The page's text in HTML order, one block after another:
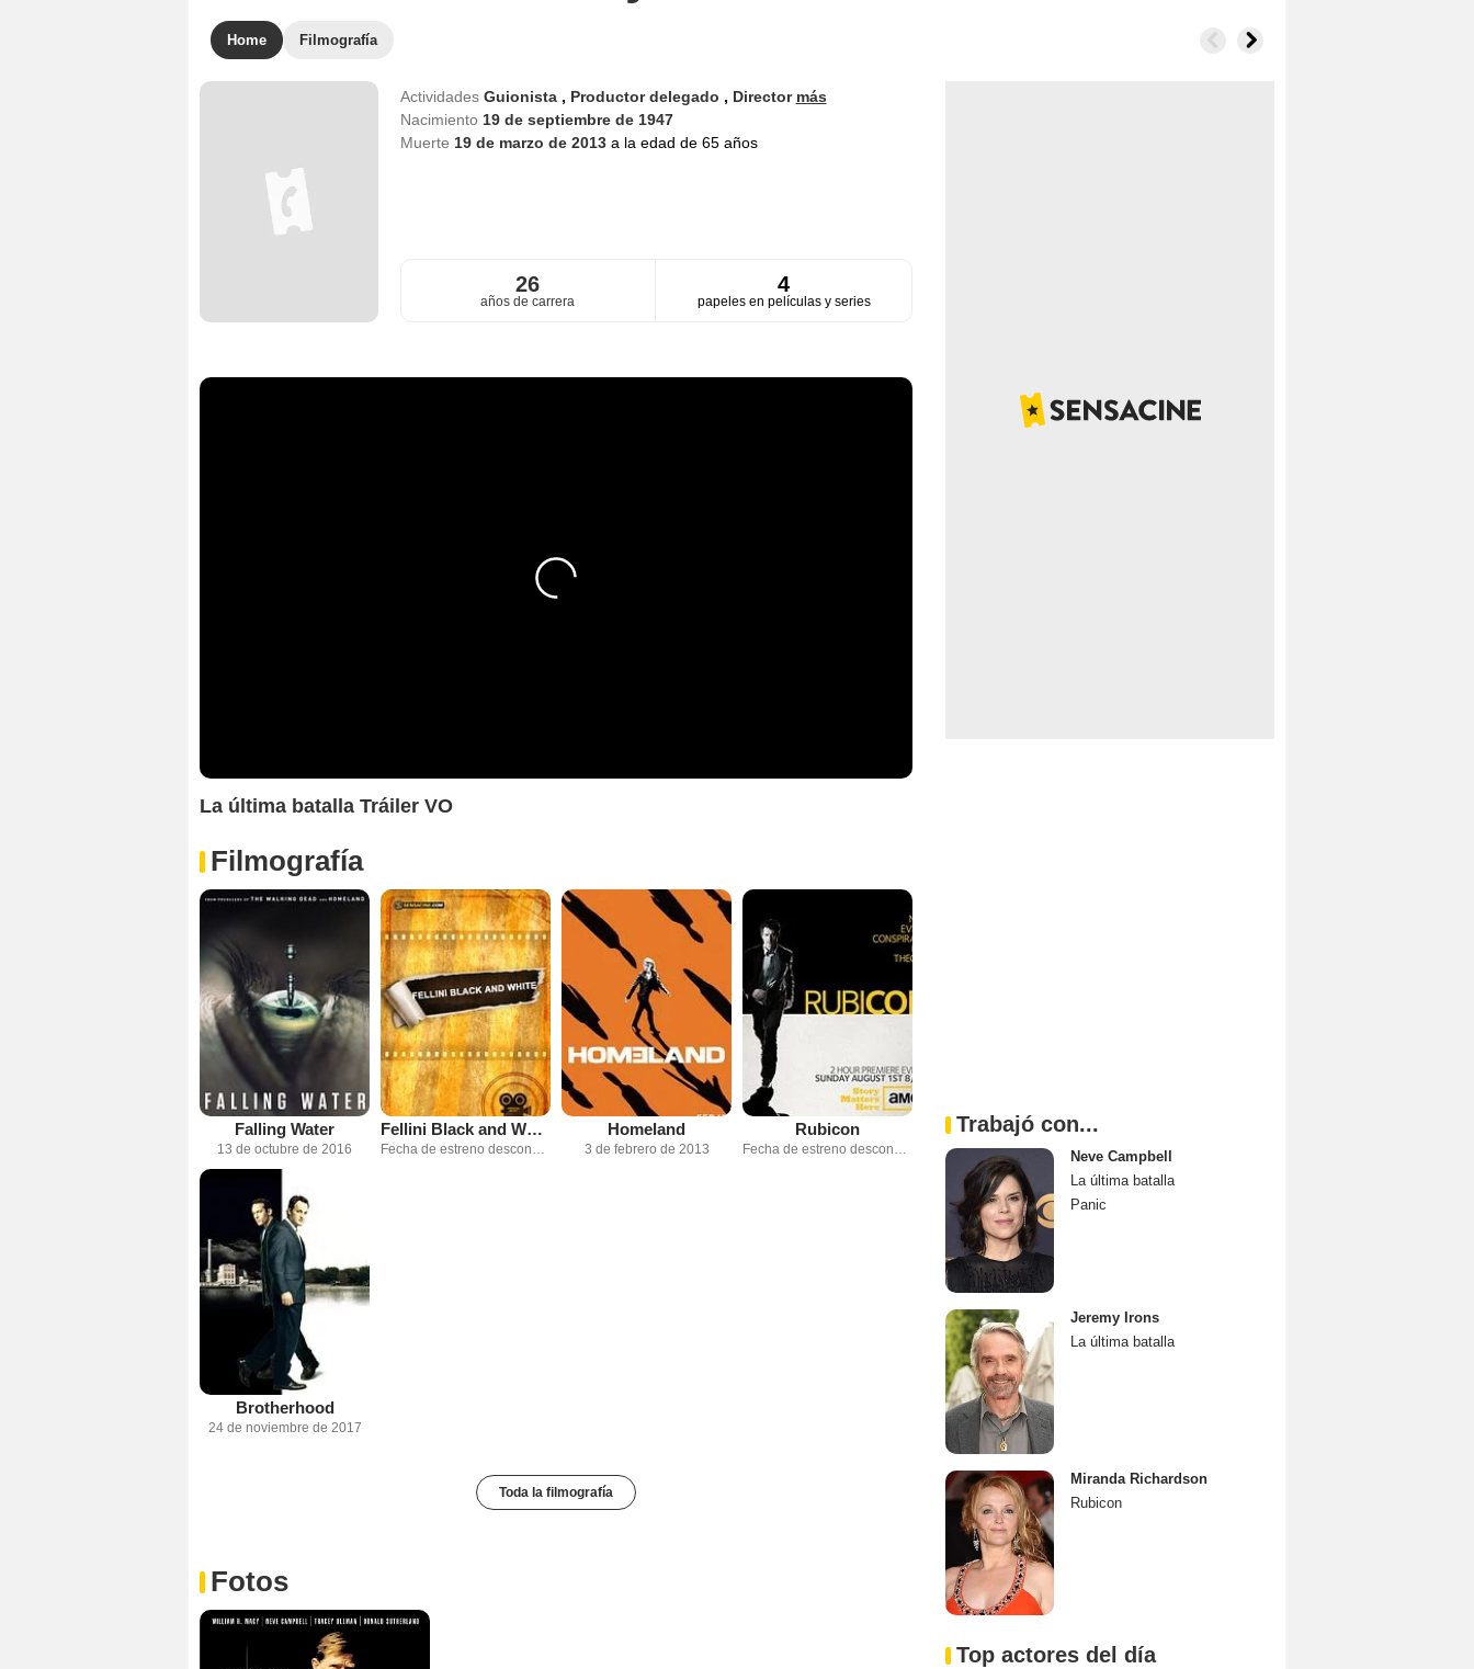
Home Filmografía
Actividades Guionista , Productor delegado , Director más
Nacimiento 19 de septiembre de 1947
Muerte 19 de marzo de 2013 a la edad de 65 años
26
años de carrera
4
papeles en películas y series
La última batalla Tráiler VO
Filmografía
Falling Water
13 de octubre de 2016
Fellini Black and White Homeland
3 de febrero de 2013
Rubicon
Brotherhood
24 de noviembre de 2017
Toda la filmografía
Fotos
Trabajó con...
Neve Campbell
La última batalla
Panic
Jeremy Irons
La última batalla
Miranda Richardson
Rubicon
Top actores del día